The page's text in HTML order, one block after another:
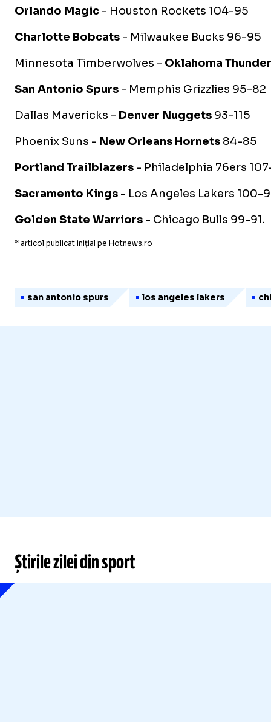
Orlando Magic- Houston Rockets 104-95
Charlotte Bobcats- Milwaukee Bucks 96-95
Minnesota Timberwolves - Oklahoma Thunder
San Antonio Spurs- Memphis Grizzlies 95-82
Dallas Mavericks - Denver Nuggets93-115
Phoenix Suns - New Orleans Hornets84-85
Portland Trailblazers- Philadelphia 76ers
Sacramento Kings- Los Angeles Lakers 100-
Golden State Warriors- Chicago Bulls 99-91.
* articol publicat inițial pe Hotnews.ro
san antonio spurs los angeles lakers
Știrile zilei din sport